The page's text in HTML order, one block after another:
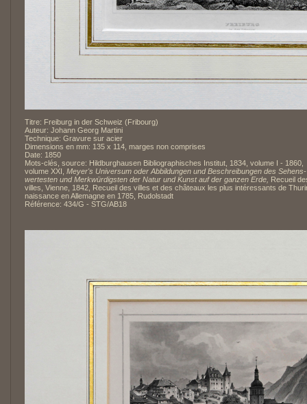
Titre: Freiburg in der Schweiz (Fribourg)
Auteur: Johann Georg Martini
Technique: Gravure sur acier
Dimensions en mm: 135 x 114, marges non comprises
Date: 1850
Mots-clés, source: Hildburghausen Bibliographisches Institut, 1834, volume I - 1860,
volume XXI, Meyer's Universum oder Abbildungen und Beschreibungen des Sehens-
wertesten und Merkwürdigsten der Natur und Kunst auf der ganzen Erde, Recueil
villes, Vienne, 1842, Recueil des villes et des châteaux les plus intéressants de
naissance en Allemagne en 1785, Rudolstadt
Référence: 434/G - STG/AB18